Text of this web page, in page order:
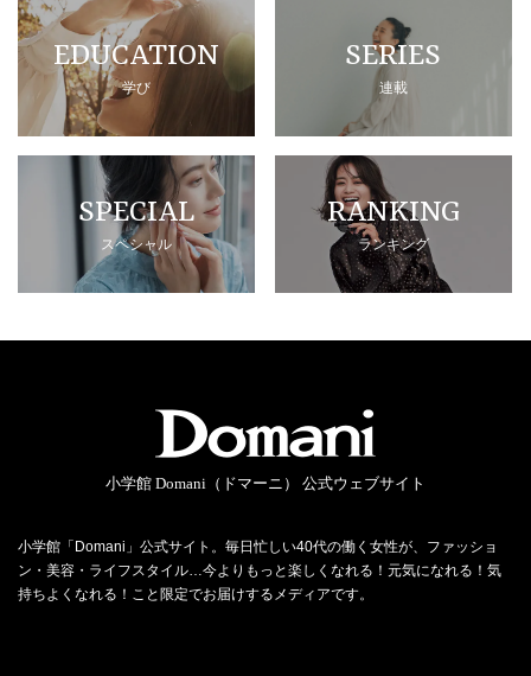
EDUCATION
学び
SERIES
連載
SPECIAL
スペシャル
RANKING
ランキング
小学館 Domani（ドマーニ） 公式ウェブサイト
小学館「Domani」公式サイト。毎日忙しい40代の働く女性が、ファッショ
ン・美容・ライフスタイル…今よりもっと楽しくなれる！元気になれる！気
持ちよくなれる！こと限定でお届けするメディアです。